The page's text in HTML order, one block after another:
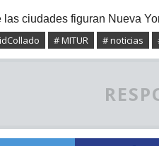
las ciudades figuran Nueva
# MITUR # noticias